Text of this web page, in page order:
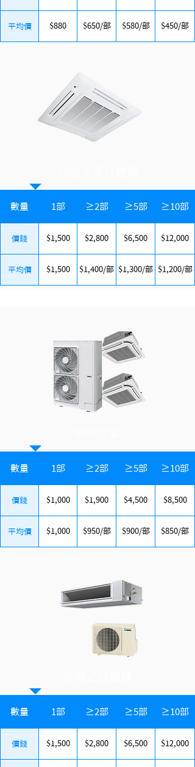
平均價 $880 $650/部 $580/部 $450/部
數量 1部 ≥2部 ≥5部 ≥10部
價錢 $1,500 $2,800 $6,500 $12,000
平均價 $1,500 $1,400/部 $1,300/部 $1,200/部
數量 1部 ≥2部 ≥5部 ≥10部
價錢 $1,000 $1,900 $4,500 $8,500
平均價 $1,000 $950/部 $900/部 $850/部
數量 1部 ≥2部 ≥5部 ≥10部
價錢 $1,500 $2,800 $6,500 $12,000